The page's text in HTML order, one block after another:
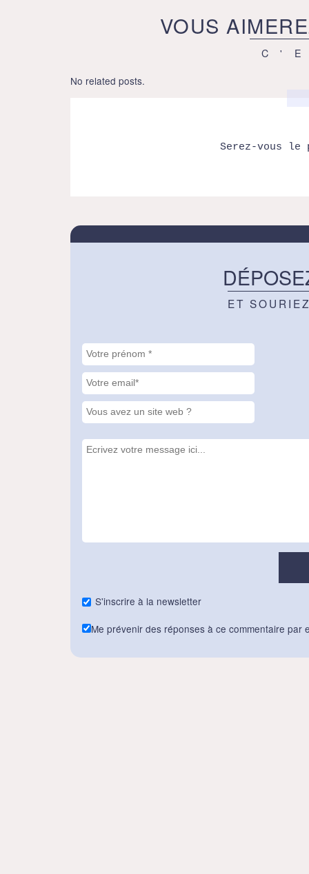
VOUS
No related posts.
Serez-vous
ET
S'inscrire à la newsletter
Me prévenir des réponses à ce commentaire par